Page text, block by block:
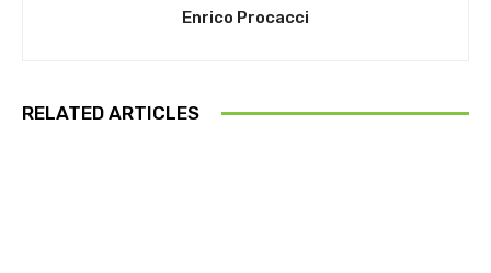
Enrico Procacci
RELATED ARTICLES